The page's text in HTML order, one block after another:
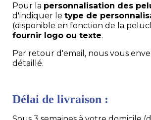
Pour la personnalisation des
d'indiquer le type de
(disponible en fonction de la
fournir logo ou texte.
Par retour d'email, nous vous
détaillé.
Délai de livraison :